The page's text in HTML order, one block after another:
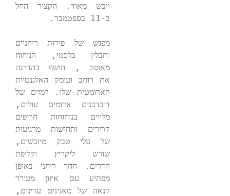
ויבש מאוד. הקציר החל
מפגש של פירות ריחניים
ותבלין בלסמי, הניחוח
מאופק , חושף בהדרגה
את רוחב ועומק האלגנטיות
הארומטית שלו. רמזים של
דובדבנים אדומים עולים,
מלווים בניחוחות חריפים
קרירים ותחושות מרגיעות
של עלי טבק מיובשים,
שורש ליקריץ וקליפת
הדרים. החך ריחני באופן
מפתיע עם איזון מעורר
קנאה של טאנינים עדינים,